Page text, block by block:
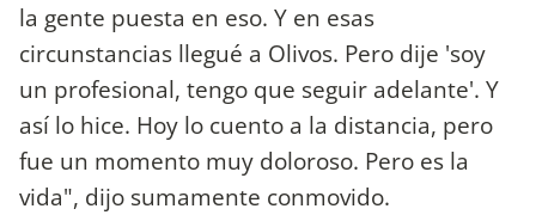
la gente puesta en eso. Y en esas
circunstancias llegué a Olivos. Pero dije 'soy
un profesional, tengo que seguir adelante'. Y
así lo hice. Hoy lo cuento a la distancia, pero
fue un momento muy doloroso. Pero es la
vida", dijo sumamente conmovido.